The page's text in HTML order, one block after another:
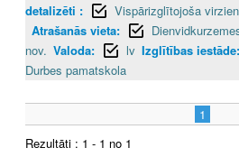
detalizēti :
Vispārizglītojoša
Atrašanās vieta:
nov. Valoda: lv Izglītības iestāde:
Durbes pamatskola
1
Rezultāti : 1 - 1 no 1